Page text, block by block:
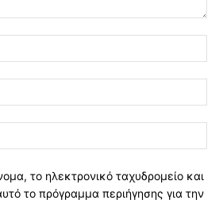
το ηλεκτρονικό ταχυδρομείο και
το πρόγραμμα περιήγησης για την